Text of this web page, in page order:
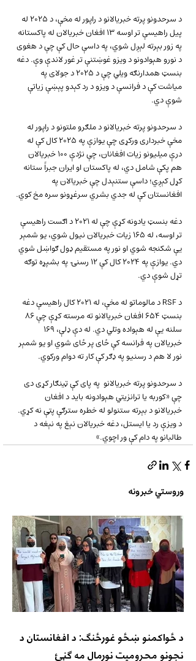
د سرحدونو پرته خبريالانو د راپور له مخې، د ۲۰۲۵ له
پيل راهيسې تر اوسه ۱۳ افغان خبريالان له پاکستانه
په زور بېرته لېږل شوي، په داسې حال کې چې د هغوی
د نورو هېوادونو د ویزو غوښتنې تر غور لاندې وې. دغه
بنسټ همدارنګه ويلي چې د ۲۰۲۵ د جولای په
میاشت کې د فرانسې د ویزو د رد کېدو پېښې زياتې
شوې دي.
د سرحدونو پرته خبريالانو د ملګرو ملتونو د راپور له
مخې خبرداری ورکړی چې يوازې په ۲۰۲۵ کال کې له
درې ميليونو زيات افغانان، چې نژدې ۱۰۰ خبريالان
هم پکې شامل دي، له پاکستان او ايران جبراً ستانه
کړل کېږي؛ داسې ستنېدل چې خبريالان په
افغانستان کې له جدي بشري سرغړونو سره مخ کوي.
دغه بنسټ يادونه کړې چې له ۲۰۲۱ د اګست راهيسې
تر اوسه، له ۱۶۵ زيات خبريالان نيول شوي، يو شمېر
يې شکنجه شوي او نور په مستقیم ډول ګواښل شوي
دي. يوازې په ۲۰۲۴ کال کې ۱۲ رسنۍ په بشپړه توګه
تړل شوې دي.
د RSF د مالوماتو له مخې، له ۲۰۲۱ کال راهيسې دغه
خبريالان په فرانسه کې ځای پر ځای شوي او يو شمېر
نور لا هم د رسنيو په ډګر کې کار ته دوام ورکوي.
د سرحدونو پرته خبريالانو  په پای کې ټینګار کړی دی
چې «کوربه يا ترانزیتي هېوادونه بايد د افغان
خبريالانو د بېرته ستنولو له خطره سترګې پټې نه کړي.
د ویزې رد يا ايستل، دغه خبريالان نېغ په نېغه د
طالبانو په دام کې ور اچوي.»
وروستي خبرونه
د ځواکمنو ښځو غورځنګ: د افغانستان د
نجونو محرومیت نورمال مه ګڼئ